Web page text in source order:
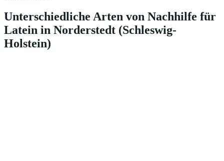
Unterschiedliche Arten von Nachhilfe für
Latein in Norderstedt (Schleswig-
Holstein)